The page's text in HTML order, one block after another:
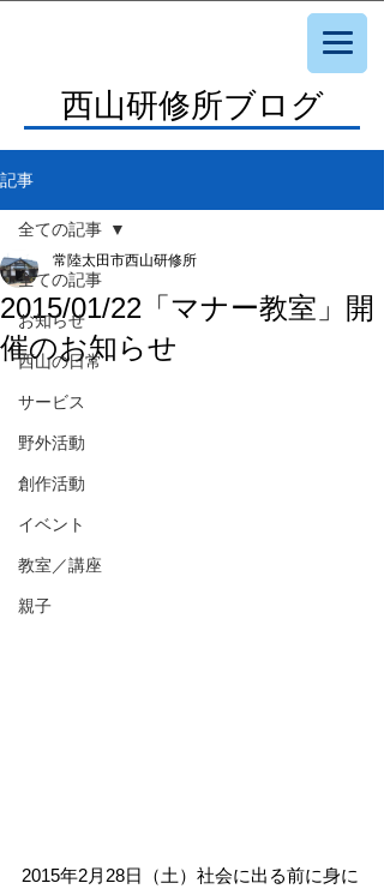
西山研修所ブログ
記事
全ての記事
お知らせ
西山の日常
サービス
野外活動
創作活動
イベント
教室／講座
親子
全ての記事
2015/01/22「マナー教室」開
催のお知らせ
常陸太田市西山研修所
2015年2月28日（土）社会に出る前に身に